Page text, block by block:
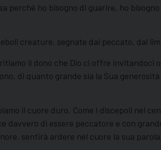
perché ho bisogno di guarire, ho
creature, segnate dal peccato, dal
il dono che Dio ci offre invitandoci
di quanto grande sia la Sua
il cuore duro. Come i discepoli nel
davvero di essere peccatore e con
sentirà ardere nel cuore la sua